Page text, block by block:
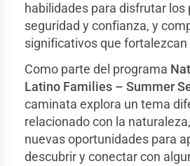
habilidades para disfrutar los
seguridad y confianza, y
significativos que
Como parte del programa
Latino Families – Summer
caminata explora un tema
relacionado con la
nuevas oportunidades para
descubrir y conectar con